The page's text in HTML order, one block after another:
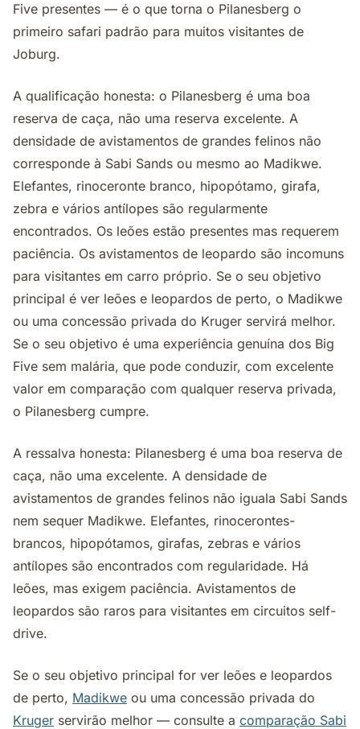
Five presentes — é o que torna o Pilanesberg o
primeiro safari padrão para muitos visitantes de
Joburg.
A qualificação honesta: o Pilanesberg é uma boa
reserva de caça, não uma reserva excelente. A
densidade de avistamentos de grandes felinos não
corresponde à Sabi Sands ou mesmo ao Madikwe.
Elefantes, rinoceronte branco, hipopótamo, girafa,
zebra e vários antílopes são regularmente
encontrados. Os leões estão presentes mas requerem
paciência. Os avistamentos de leopardo são incomuns
para visitantes em carro próprio. Se o seu objetivo
principal é ver leões e leopardos de perto, o Madikwe
ou uma concessão privada do Kruger servirá melhor.
Se o seu objetivo é uma experiência genuína dos Big
Five sem malária, que pode conduzir, com excelente
valor em comparação com qualquer reserva privada,
o Pilanesberg cumpre.
A ressalva honesta: Pilanesberg é uma boa reserva de
caça, não uma excelente. A densidade de
avistamentos de grandes felinos não iguala Sabi Sands
nem sequer Madikwe. Elefantes, rinocerontes-
brancos, hipopótamos, girafas, zebras e vários
antílopes são encontrados com regularidade. Há
leões, mas exigem paciência. Avistamentos de
leopardos são raros para visitantes em circuitos self-
drive.
Se o seu objetivo principal for ver leões e leopardos
de perto, Madikwe ou uma concessão privada do
Kruger servirão melhor — consulte a comparação Sabi